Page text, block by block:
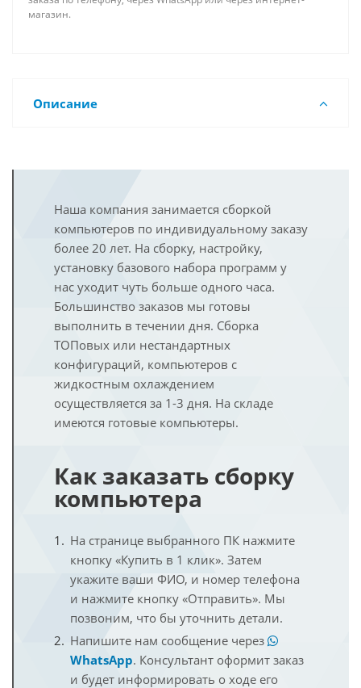
магазин.
Описание
Наша компания занимается сборкой
компьютеров по индивидуальному заказу
более 20 лет. На сборку, настройку,
установку базового набора программ у
нас уходит чуть больше одного часа.
Большинство заказов мы готовы
выполнить в течении дня. Сборка
ТОПовых или нестандартных
конфигураций, компьютеров с
жидкостным охлаждением
осуществляется за 1-3 дня. На складе
имеются готовые компьютеры.
Как заказать сборку
компьютера
На странице выбранного ПК нажмите
кнопку «Купить в 1 клик». Затем
укажите ваши ФИО, и номер телефона
и нажмите кнопку «Отправить». Мы
позвоним, что бы уточнить детали.
Напишите нам сообщение через
WhatsApp. Консультант оформит заказ
и будет информировать о ходе его